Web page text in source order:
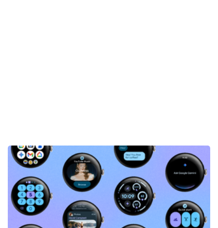
Zusammenarbeit
Kontakt
Impressum